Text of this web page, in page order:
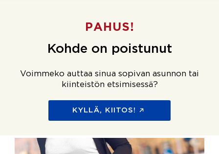
PAHUS!
Kohde on poistunut
Voimmeko auttaa sinua sopivan asunnon tai
kiinteistön etsimisessä?
KYLLÄ, KIITOS!